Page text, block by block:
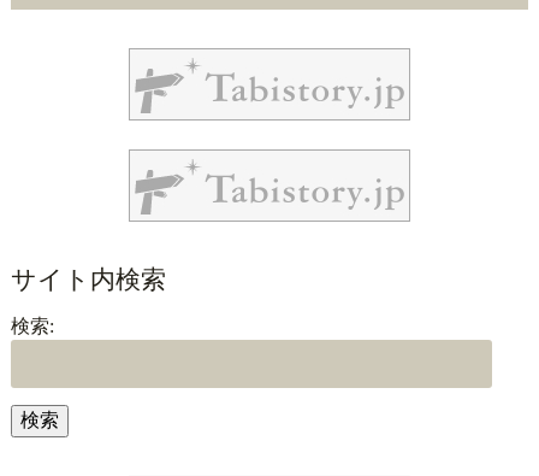
サイト内検索
検索: